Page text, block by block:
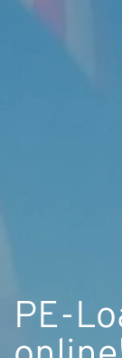
PE-